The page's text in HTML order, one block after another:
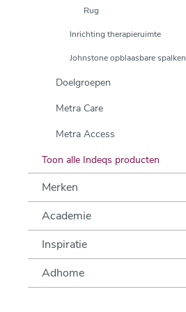
Rug
Inrichting therapieruimte
Johnstone opblaasbare spalken
Doelgroepen
Metra Care
Metra Access
Toon alle Indeqs producten
Merken
Academie
Inspiratie
Adhome